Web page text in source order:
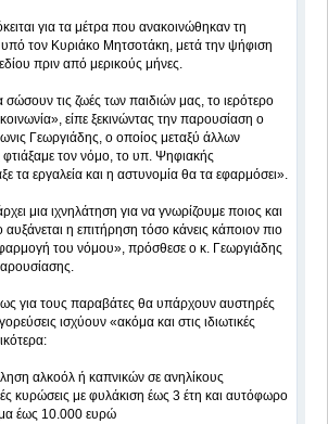
για τα μέτρα που ανακοινώθηκαν τη
τον Κυριάκο Μητσοτάκη, μετά την ψήφιση
πριν από μερικούς μήνες.
σώσουν τις ζωές των παιδιών μας, το ιερότερο
είπε ξεκινώντας την παρουσίαση ο
Γεωργιάδης, ο οποίος μεταξύ άλλων
τον νόμο, το υπ. Ψηφιακής
τα εργαλεία και η αστυνομία θα τα εφαρμόσει».
μια ιχνηλάτηση για να γνωρίζουμε ποιος και
η επιτήρηση τόσο κάνεις κάποιον πιο
του νόμου», πρόσθεσε ο κ. Γεωργιάδης
για τους παραβάτες θα υπάρχουν αυστηρές
ισχύουν «ακόμα και στις ιδιωτικές
αλκοόλ ή καπνικών σε ανηλίκους
κυρώσεις με φυλάκιση έως 3 έτη και αυτόφωρο
έως 10.000 ευρώ